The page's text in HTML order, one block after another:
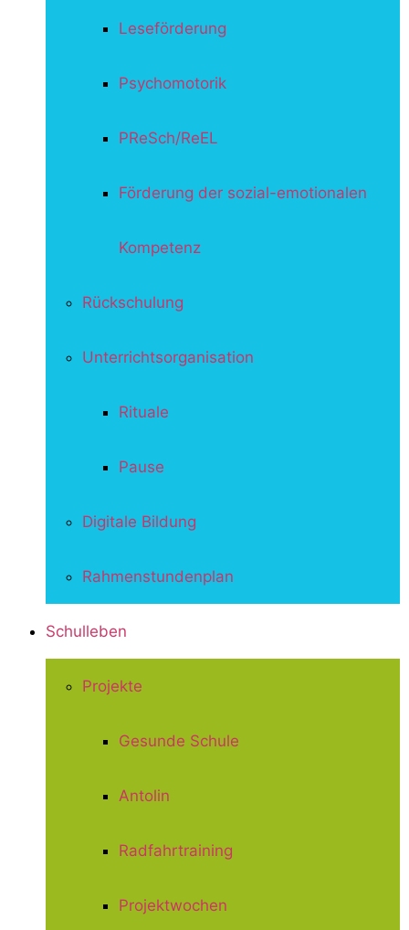
Leseförderung
Psychomotorik
PReSch/ReEL
Förderung der sozial-emotionalen
Kompetenz
Rückschulung
Unterrichtsorganisation
Rituale
Pause
Digitale Bildung
Rahmenstundenplan
Schulleben
Projekte
Gesunde Schule
Antolin
Radfahrtraining
Projektwochen